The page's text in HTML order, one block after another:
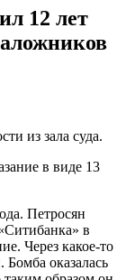
12 лет
из зала суда.
в виде 13
Петросян
в
Через какое-то
оказалась